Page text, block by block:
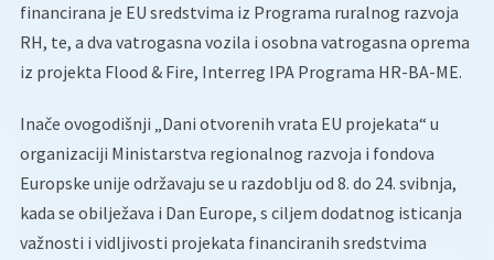
financirana je EU sredstvima iz Programa ruralnog razvoja
RH, te, a dva vatrogasna vozila i osobna vatrogasna oprema
iz projekta Flood & Fire, Interreg IPA Programa HR-BA-ME.
Inače ovogodišnji „Dani otvorenih vrata EU projekata“ u
organizaciji Ministarstva regionalnog razvoja i fondova
Europske unije održavaju se u razdoblju od 8. do 24. svibnja,
kada se obilježava i Dan Europe, s ciljem dodatnog isticanja
važnosti i vidljivosti projekata financiranih sredstvima